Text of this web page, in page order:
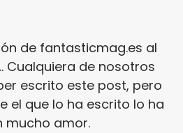
de fantasticmag.es al
Cualquiera de nosotros
escrito este post, pero
el que lo ha escrito lo ha
mucho amor.